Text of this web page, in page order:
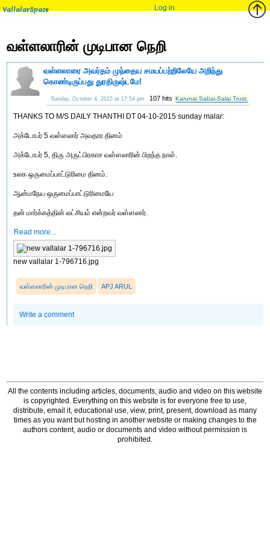
VallalarSpace Log in
வள்ளலாரின் முடிபான நெறி
வள்ளலாரை அவர்தம் முந்தைய சமயப்பற்றிலேயே அறிந்து
கொண்டிருப்பது துரதிருஷ்டமே!
Sunday, October 4, 2015 at 17:54 pm 107 hits Karunai Sabai-Salai Trust.
THANKS TO M/S DAILY THANTHI DT 04-10-2015 sunday malar:
அக்டோபர் 5 வள்ளலார் அவதார தினம்
அக்டோபர் 5, திரு அருட்பிரகாச வள்ளலாரின் பிறந்த நாள்.
உலக ஒருமைப்பாட்டுரிமை தினம்.
ஆன்மநேய ஒருமைப்பாட்டுரிமையே
தன் மார்க்கத்தின் லட்சியம் என்றவர் வள்ளலார்.
Read more...
new vallalar 1-796716.jpg
வள்ளலாரின் முடிபான நெறி APJ ARUL
Write a comment
All the contents including articles, documents, audio and video on this website
is copyrighted. Everything on this website is for everyone free to use,
distribute, email it, educational use, view, print, present, download as many
times as you want but hosting in another website or making changes to the
authors content, audio or documents and video without permission is
prohibited.